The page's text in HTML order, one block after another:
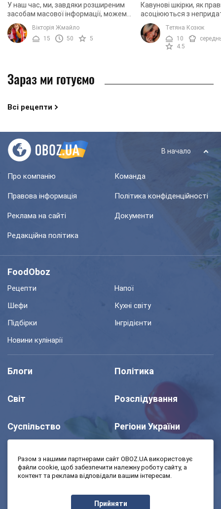
У наш час, ми, завдяки розширеним
засобам масової інформації, можемо
побалувати себе різними десертами,
на будь-який смак. Ви маєте
можливість ...
Вікторія Жмайло
15
50 5
Кавунові шкірки, як
асоціюються з
вживання відходами. А
відреагуєте, якщо ми
що з них можна
Тетяна Козюк
10
4.5
Зараз ми готуємо
Всі рецепти
В начало
Про компанію Команда
Правова інформація Політика конфіденційності
Реклама на сайті Документи
Редакційна політика
FoodOboz
Рецепти
Напої
Шефи
Кухні світу
Підбірки
Інгрідієнти
Новини кулінарії
Блоги Політика
Світ Розслідування
Суспільство Регіони України
Моя школа Авто
Разом з нашими партнерами сайт OBOZ.UA використовує
файли cookie, щоб забезпечити належну роботу сайту, а
контент та реклама відповідали вашим інтересам.
Прийняти